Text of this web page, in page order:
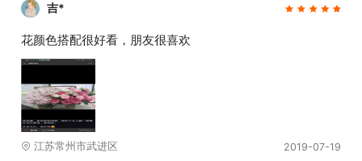
吉*
花颜色搭配很好看，朋友很喜欢
江苏常州市武进区 2019-07-19